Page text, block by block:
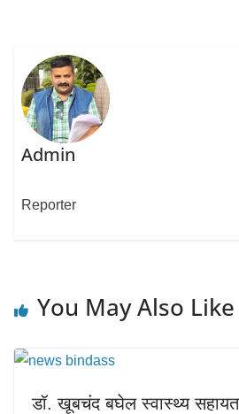
Admin
Reporter
You May Also Like
डॉ. खूबचंद बघेल स्वास्थ्य